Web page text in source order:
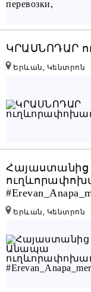
ԿՐԱՍՆՈԴԱՐ
Երևան, Կենտրոն
Երևան, Կենտրոն